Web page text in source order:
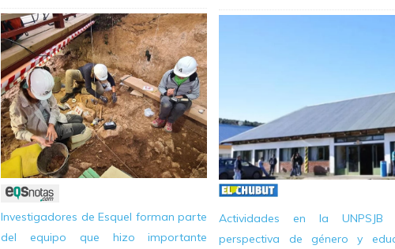
Investigadores de Esquel forman parte
del equipo que hizo importante
Actividades en la UNPSJB
perspectiva de género y